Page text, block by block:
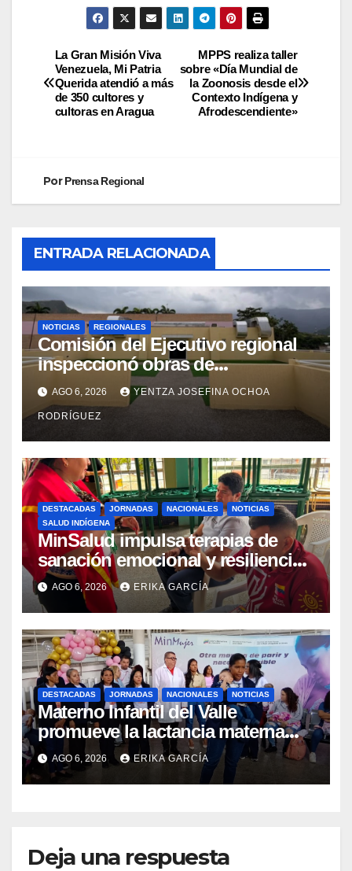
MPPS realiza taller
sobre «Día Mundial de
la Zoonosis desde el
Contexto Indígena y
Afrodescendiente»
La Gran Misión Viva
Venezuela, Mi Patria
Querida atendió a más
de 350 cultores y
cultoras en Aragua
PorPrensa Regional
ENTRADA RELACIONADA
NOTICIAS REGIONALES
Comisión del Ejecutivo regional
inspeccionó obras de
recuperación en la Maternidad
Integral Aragua
AGO 6, 2026 YENTZA JOSEFINA OCHOA
RODRÍGUEZ
DESTACADAS JORNADAS NACIONALES
NOTICIAS
SALUD INDÍGENA
MinSalud impulsa terapias de
sanación emocional y resiliencia
post-sismo junto a comunidades
indígenas en Caracas
AGO 6, 2026 ERIKA GARCÍA
DESTACADAS JORNADAS NACIONALES NOTICIAS
Materno Infantil del Valle
promueve la lactancia materna
como un inicio sostenible para la
vida
AGO 6, 2026 ERIKA GARCÍA
Deja una respuesta